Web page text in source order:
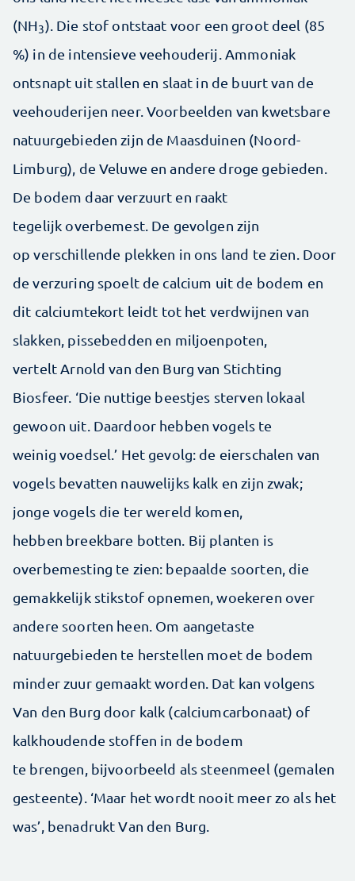
(NH3). Die stof ontstaat voor een groot deel (85
%) in de intensieve veehouderij. Ammoniak
ontsnapt uit stallen en slaat in de buurt van de
veehouderijen neer. Voorbeelden van kwetsbare
natuurgebieden zijn de Maasduinen (Noord-
Limburg), de Veluwe en andere droge gebieden.
De bodem daar verzuurt en raakt
tegelijk overbemest. De gevolgen zijn
op verschillende plekken in ons land te zien. Door
de verzuring spoelt de calcium uit de bodem en
dit calciumtekort leidt tot het verdwijnen van
slakken, pissebedden en miljoenpoten,
vertelt Arnold van den Burg van Stichting
Biosfeer. ‘Die nuttige beestjes sterven lokaal
gewoon uit. Daardoor hebben vogels te
weinig voedsel.’ Het gevolg: de eierschalen van
vogels bevatten nauwelijks kalk en zijn zwak;
jonge vogels die ter wereld komen,
hebben breekbare botten. Bij planten is
overbemesting te zien: bepaalde soorten, die
gemakkelijk stikstof opnemen, woekeren over
andere soorten heen. Om aangetaste
natuurgebieden te herstellen moet de bodem
minder zuur gemaakt worden. Dat kan volgens
Van den Burg door kalk (calciumcarbonaat) of
kalkhoudende stoffen in de bodem
te brengen, bijvoorbeeld als steenmeel (gemalen
gesteente). ‘Maar het wordt nooit meer zo als het
was’, benadrukt Van den Burg.